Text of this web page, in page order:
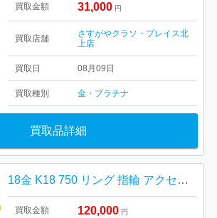
買取金額 31,000 円
買取店舗
さすがやクラソ・プレイス北
上店
買取日 08月09日
買取種別 金・プラチナ
買取品詳細
18金 K18 750 リング 指輪 アクセサリー
買取金額 120,000 円